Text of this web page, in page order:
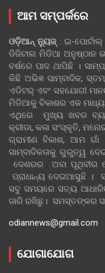
ଆମ ସମ୍ପର୍କରେ
ଓଡ଼ିଆନ୍‍ ନ୍ୟୁଜ୍‍: ଇ-
ଡିଜିଟାଲ ମିଡିଆ ଅନୁଷ୍ଠାନ
ବର୍ଷରେ ପାଦ ଥାପିଛି ।
କିଛି ଅଭିଜ୍ଞ ସାମ୍ବାଦିକ,
ଏଡିଟର୍ ଏବଂ ସହଯୋଗୀ
ମିଡିଆକୁ ବିକାଶର ଏକ
ଏଥିରେ ମୁଖ୍ୟ ଖବର
କ୍ରୀଡା, କଳା ସଂସ୍କୃତି,
ଗ୍ରାମୀଣ ବିକାଶ,
ସାମ୍ବାଦିକତାକୁ ଗୁରୁତ୍ୱ
ଦେଶରର ଅବା
ପ୍ରାଧାନ୍ୟ ଦେଇଆସୁଛି ।
ସବୁ ସମୟରେ ସତ୍ୟ
ଜାରି ରଖିଛୁ। ସମସ୍ତଙ୍କର
odiannews@gmail.com
ଯୋଗାଯୋଗ